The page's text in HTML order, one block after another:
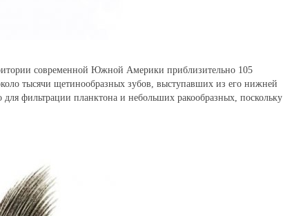
современной Южной Америки приблизительно 105
тысячи щетинообразных зубов, выступавших из его нижней
для фильтрации планктона и небольших ракообразных, поскольку